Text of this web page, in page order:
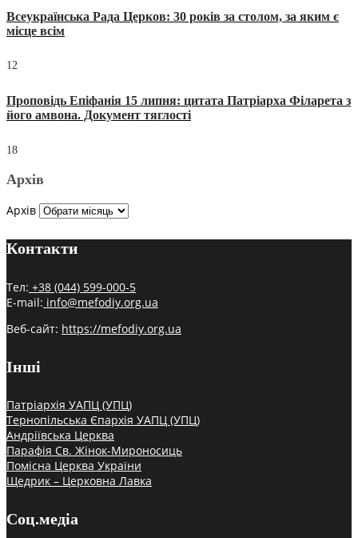
Всеукраїнська Рада Церков: 30 років за столом, за яким є
місце всім
12
Проповідь Епіфанія 15 липня: цитата Патріарха Філарета з
його амвона. Документ тяглості
18
Архів
Архів
Контакти
Тел: +38 (044) 599-000-5
E-mail: info@mefodiy.org.ua
Веб-сайт: https://mefodiy.org.ua
Інші
Патріархія УАПЦ (УПЦ)
Тернопільська Єпархія УАПЦ (УПЦ)
Андріївська Церква
Парафія Св. Жінок-Мироносиць
Помісна Церква України
Щедрик – Церковна Лавка
Соц.медіа